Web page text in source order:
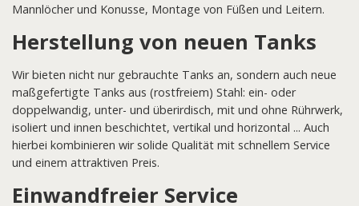
Mannlöcher und Konusse, Montage von Füßen und Leitern.
Herstellung von neuen Tanks
Wir bieten nicht nur gebrauchte Tanks an, sondern auch neue
maßgefertigte Tanks aus (rostfreiem) Stahl: ein- oder
doppelwandig, unter- und überirdisch, mit und ohne Rührwerk,
isoliert und innen beschichtet, vertikal und horizontal ... Auch
hierbei kombinieren wir solide Qualität mit schnellem Service
und einem attraktiven Preis.
Einwandfreier Service